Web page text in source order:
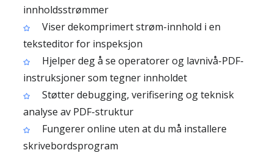
innholdsstrømmer
Viser dekomprimert strøm-innhold i en
teksteditor for inspeksjon
Hjelper deg å se operatorer og lavnivå-PDF-
instruksjoner som tegner innholdet
Støtter debugging, verifisering og teknisk
analyse av PDF-struktur
Fungerer online uten at du må installere
skrivebordsprogram